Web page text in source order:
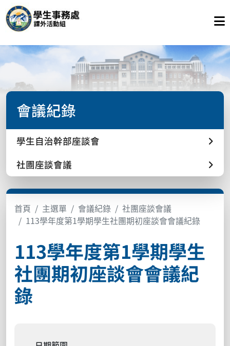
會議紀錄
學生自治幹部座談會
社團座談會議
首頁 主選單 會議紀錄
社團座談會議
113學年度第1學期學生社團期初座談會會議紀錄
113學年度第1學期學生
社團期初座談會會議紀
錄